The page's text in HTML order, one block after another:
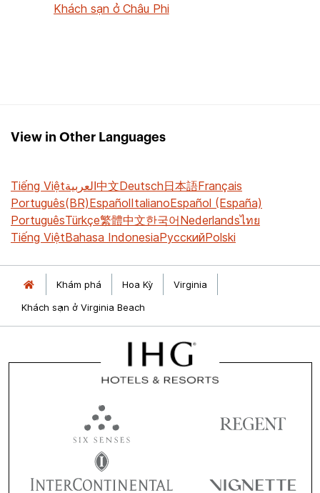
Khách sạn ở Châu Phi
View in Other Languages
Tiếng Việtالعربية中文Deutsch日本語Français
Português(BR)EspañolItalianoEspañol (España)
PortuguêsTürkçe繁體中文한국어Nederlandsไทย
Tiếng ViệtBahasa IndonesiaРусскийPolski
Khám phá Hoa Kỳ
Virginia
Khách sạn ở Virginia Beach